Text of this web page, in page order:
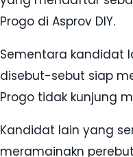
Progo di Asprov DIY.
Sementara kandidat
disebut-sebut siap
Progo tidak kunjung
Kandidat lain yang
meramainakn